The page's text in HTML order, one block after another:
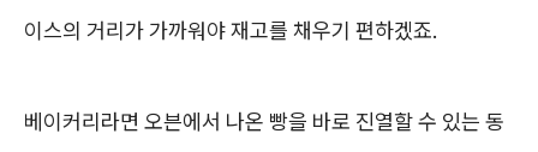
이스의 거리가 가까워야 재고를 채우기 편하겠죠.
베이커리라면 오븐에서 나온 빵을 바로 진열할 수 있는 동